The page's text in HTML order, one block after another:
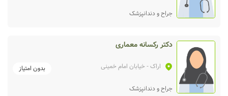
جراح و دندانپزشک
دکتر رکسانه معماری
اراک- خیابان امام خمینی بدون امتیاز
جراح و دندانپزشک